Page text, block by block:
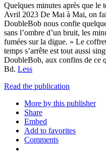
Quelques minutes après que
Avril 2023 De Mai à Mai, on
DoubleBob nous confie
sans l’ombre d’un bruit, les
fumées sur la digue. » Le
temps s’arrête est tout aussi
DoubleBob, aux confins de ce
Bd. Less
Read the publication
More by this publisher
Share
Embed
Add to favorites
Comments